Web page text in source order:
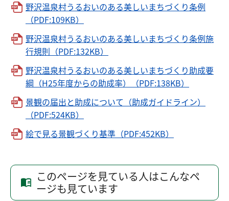
野沢温泉村うるおいのある美しいまちづくり条例
（PDF:109KB）
野沢温泉村うるおいのある美しいまちづくり条例施
行規則（PDF:132KB）
野沢温泉村うるおいのある美しいまちづくり助成要
綱（H25年度からの助成率）（PDF:138KB）
景観の届出と助成について（助成ガイドライン）
（PDF:524KB）
絵で見る景観づくり基準（PDF:452KB）
このページを見ている人はこんなペ
ージも見ています